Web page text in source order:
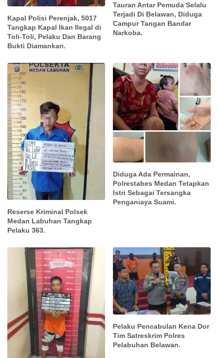
Kapal Polisi Perenjak, 5017
Tangkap Kapal Ikan Ilegal di
Toli-Toli, Pelaku Dan Barang
Bukti Diamankan.
Tauran Antar Pemuda Selalu
Terjadi Di Belawan, Diduga
Campur Tangan Bandar
Narkoba.
Reserse Kriminal Polsek
Medan Labuhan Tangkap
Pelaku 363.
Diduga Ada Permainan,
Polrestabes Medan Tetapkan
Istri Sebagai Tersangka
Penganiaya Suami.
Pelaku Pencabulan Kena Dor
Tim Satreskrim Polres
Pelabuhan Belawan.